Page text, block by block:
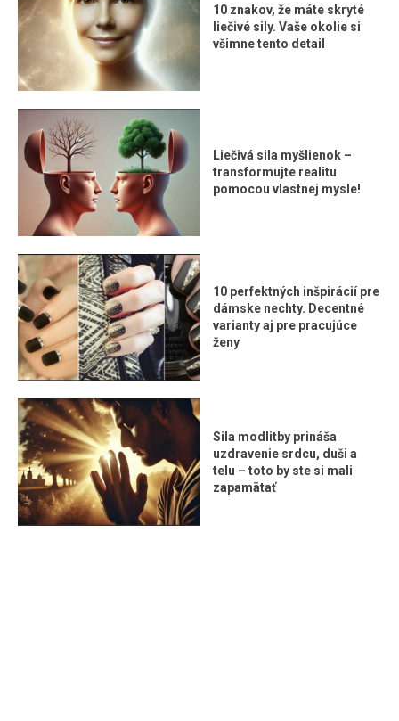
10 znakov, že máte skryté
liečivé sily. Vaše okolie si
všimne tento detail
Liečivá sila myšlienok –
transformujte realitu
pomocou vlastnej mysle!
10 perfektných inšpirácií pre
dámske nechty. Decentné
varianty aj pre pracujúce
ženy
Sila modlitby prináša
uzdravenie srdcu, duši a
telu – toto by ste si mali
zapamätať